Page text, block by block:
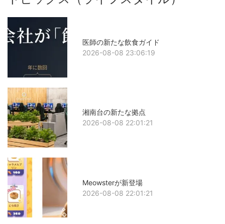
医師の新たな飲食ガイド
2026-08-08 23:06:19
湘南台の新たな拠点
2026-08-08 22:01:21
Meowsterが新登場
2026-08-08 22:01:21